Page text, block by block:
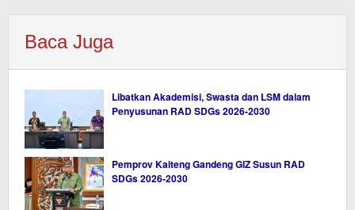
Baca Juga
Libatkan Akademisi, Swasta dan LSM dalam
Penyusunan RAD SDGs 2026-2030
Pemprov Kalteng Gandeng GIZ Susun RAD
SDGs 2026-2030